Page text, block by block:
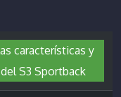
características y
S3 Sportback